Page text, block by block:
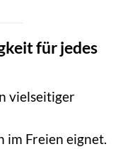
für jedes
vielseitiger
Freien eignet.